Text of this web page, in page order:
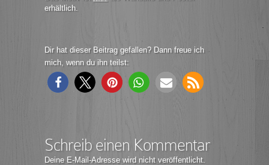
erhältlich.
Dir hat dieser Beitrag gefallen? Dann freue ich
mich, wenn du ihn teilst:
Schreib einen Kommentar
Deine E-Mail-Adresse wird nicht veröffentlicht.